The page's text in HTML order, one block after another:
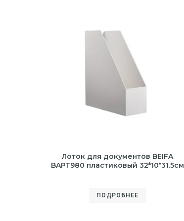
Лоток для документов BEIFA
BAPT980 пластиковый 32*10*31.5см
ПОДРОБНЕЕ